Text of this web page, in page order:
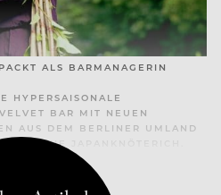
ALS BARMANAGERIN
HYPERSAISONALE
BAR MIT NEUEN
AUS DEM BERLINER UMLAND
SIE JAPANKNÖTERICH.